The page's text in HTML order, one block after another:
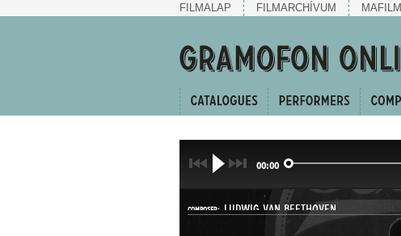
FILMALAP FILMARCHÍVUM MAFILM
00:00
COMPOSER: LUDWIG VAN BEETHOVEN